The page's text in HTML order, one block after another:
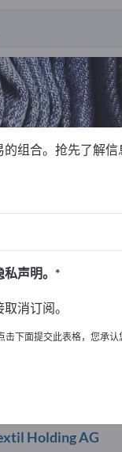
Holding AG
组合。抢先了解
声明。
消订阅。
下面提交此表格，您承